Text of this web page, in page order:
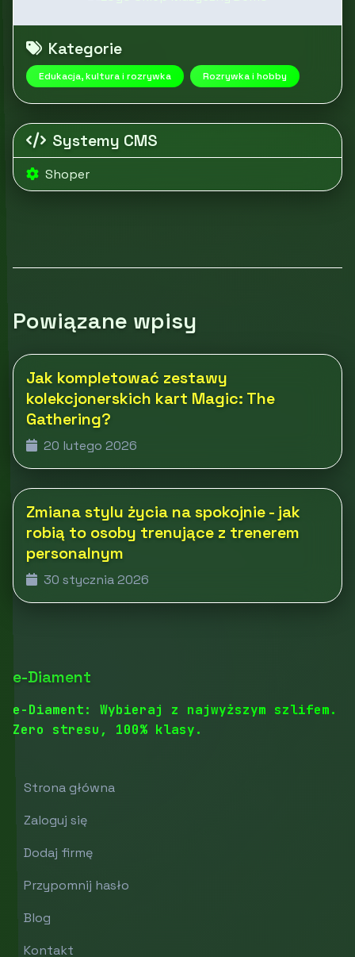
Kategorie
Edukacja, kultura i rozrywka Rozrywka i hobby
Systemy CMS
Shoper
Powiązane wpisy
Jak kompletować zestawy
kolekcjonerskich kart Magic: The
Gathering?
20 lutego 2026
Zmiana stylu życia na spokojnie - jak
robią to osoby trenujące z trenerem
personalnym
30 stycznia 2026
e-Diament
e-Diament: Wybieraj z najwyższym szlifem.
Zero stresu, 100% klasy.
Strona główna
Zaloguj się
Dodaj firmę
Przypomnij hasło
Blog
Kontakt